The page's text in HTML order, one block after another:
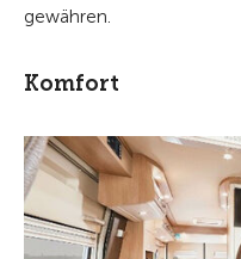
gewähren.
Komfort